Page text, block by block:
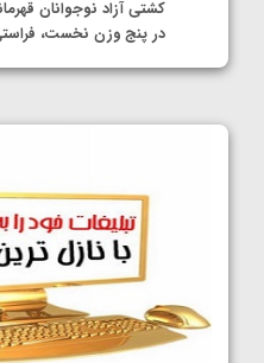
کشتی آزاد نوجوانان
در پنج وزن نخست،
1405/05/11
کشتی آزاد نوجوانان
ایران مشخص شدند
1405/05/08
کشتی فرنگی نوجوانان
سوم برای ایران